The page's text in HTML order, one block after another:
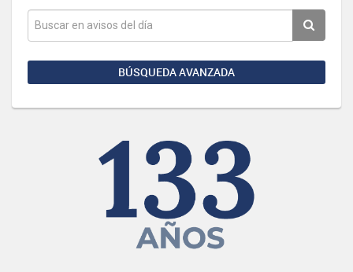
BÚSQUEDA AVANZADA